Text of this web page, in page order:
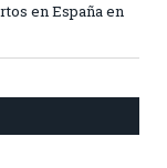
en España en